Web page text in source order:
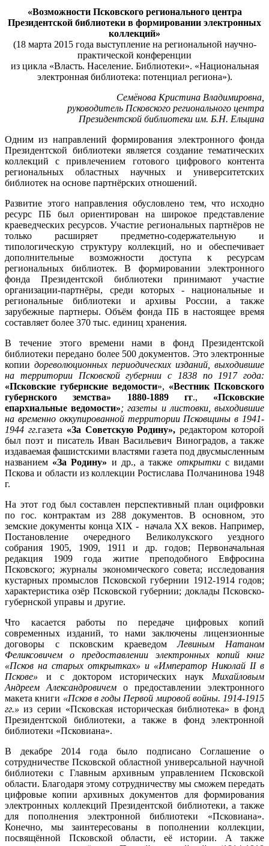
«Возможности Псковского регионального центра
Президентской библиотеки в формировании электронных
коллекций»
(18 марта 2015 года выступление на региональной научно-
практической конференции
из цикла «Власть. Население. Библиотеки». «Национальная
электронная библиотека: потенциал региона»).
Семёнова Кристина Владимировна,
руководитель Псковского регионального центра
Президентской библиотеки им. Б.Н. Ельцина
Одним из направлений формирования электронного фонда
Президентской библиотеки является создание тематических
коллекций с привлечением готового цифрового контента
региональных областных научных и университетских
библиотек на основе партнёрских отношений.
Развитие этого направления обусловлено тем, что исходно
ресурс ПБ был ориентирован на широкое представление
краеведческих ресурсов. Участие региональных партнёров не
только расширяет предметно-содержательную и
типологическую структуру коллекций, но и обеспечивает
дополнительные возможности доступа к ресурсам
региональных библиотек. В формировании электронного
фонда Президентской библиотеки принимают участие
организации-партнёры, среди которых - национальные и
региональные библиотеки и архивы России, а также
зарубежные партнеры. Объём фонда ПБ в настоящее время
составляет более 370 тыс. единиц хранения.
В течение этого времени нами в фонд Президентской
библиотеки передано более 500 документов. Это электронные
копии дореволюционных периодических изданий, выходившие
на территории Псковской губернии с 1838 по 1917 года:
«Псковские губернские ведомости», «Вестник Псковского
губернского земства» 1880-1889 гг., «Псковские
епархиальные ведомости»; газеты и листовки, выходившие
на временно оккупированной территории Псковщины в 1941-
1944 гг.газета «За Советскую Родину», редактором которой
был поэт и писатель Иван Васильевич Виноградов, а также
издаваемая фашистскими властями газета под двусмысленным
названием «За Родину» и др., а также открытки с видами
Пскова и области из коллекции Ростислава Полчанинова 1948
г.
На этот год был составлен перспективный план оцифровки
по гос. контрактам из 288 документов. В основном, это
земские документы конца XIX - начала XX веков. Например,
Постановление очередного Великолукского уездного
собрания 1905, 1909, 1911 и др. годов; Первоначальная
редакция 1909 года житие преподобного Евфросина
Псковского; журналы экономического совета; исследования
кустарных промыслов Псковской губернии 1912-1914 годов;
характеристика озёр Псковской губернии; доклады Псковско-
губернской управы и другие.
Что касается работы по передаче цифровых копий
современных изданий, то нами заключены лицензионные
договоры с псковским краеведомЛевиным Натаном
Феликсовичем о предоставлении электронных копий книг
«Псков на старых открытках» и «Император Николай II в
Пскове» и с доктором исторических наук Михайловым
Андреем Александровичем о предоставлении электронного
макета книги «Псков в годы Первой мировой войны. 1914-1915
гг.»из серии «Псковская историческая библиотека» в фонд
Президентской библиотеки, а также в фонд электронной
библиотеки «Псковиана».
В декабре 2014 года было подписано Соглашение о
сотрудничестве Псковской областной универсальной научной
библиотеки с Главным архивным управлением Псковской
области. Благодаря этому сотрудничеству мы сможем передать
цифровые копии архивных документов для формирования
электронных коллекций Президентской библиотеки, а также
для пополнения электронной библиотеки «Псковиана».
Конечно, мы заинтересованы в пополнении коллекции,
посвящённой Псковской области, её истории. А также